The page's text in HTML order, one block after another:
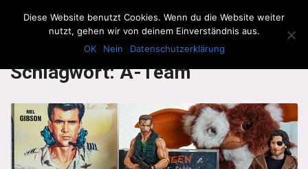
The Howling Men
Schlagwort:A-Team
Diese Website benutzt Cookies. Wenn du die Website weiter
nutzt, gehen wir von deinem Einverständnis aus.
OK
Nein Datenschutzerklärung